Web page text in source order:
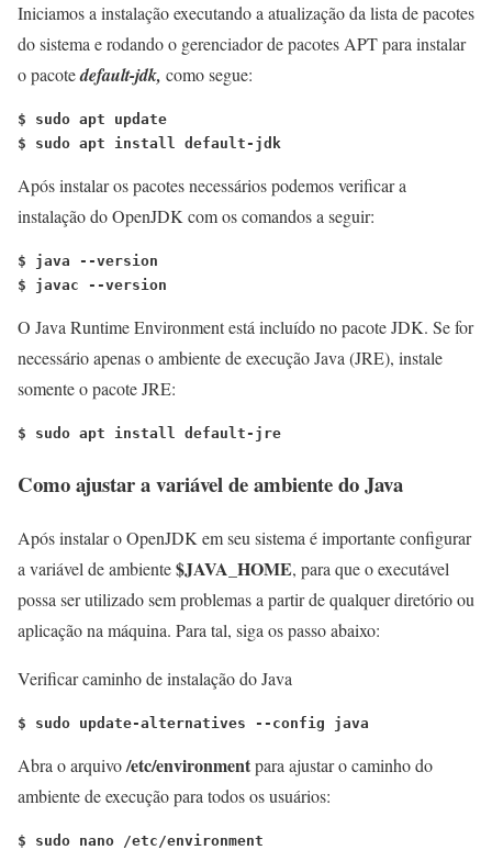
Iniciamos a instalação executando a atualização da lista de pacotes
do sistema e rodando o gerenciador de pacotes APT para instalar
o pacotedefault-jdk, como segue:
$ sudo apt update
$ sudo apt install default-jdk
Após instalar os pacotes necessários podemos verificar a
instalação do OpenJDK com os comandos a seguir:
$ java --version
$ javac --version
O Java Runtime Environment está incluído no pacote JDK. Se for
necessário apenas o ambiente de execução Java (JRE), instale
somente o pacote JRE:
$ sudo apt install default-jre
Como ajustar a variável de ambiente do Java
Após instalar o OpenJDK em seu sistema é importante configurar
a variável de ambiente$JAVA_HOME, para que o executável
possa ser utilizado sem problemas a partir de qualquer diretório ou
aplicação na máquina. Para tal, siga os passo abaixo:
Verificar caminho de instalação do Java
$ sudo update-alternatives --config java
Abra o arquivo/etc/environmentpara ajustar o caminho do
ambiente de execução para todos os usuários:
$ sudo nano /etc/environment